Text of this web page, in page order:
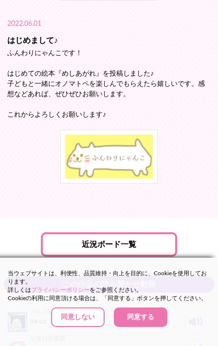
2022.06.01
はじめまして♪
ふんわりにゃんこです！
はじめての絵本『めしあがれ』を投稿しました♪
子どもと一緒にオノマトペを楽しんでもらえたら嬉しいです。感
想などあれば、ぜひぜひお願いします。
これからよろしくお願いします♪
近況ボード一覧
のんのん
[08:12] 15.30MB 30,767
当ウェブサイトは、利便性、品質維持・向上を目的に、Cookieを使用してお
ります。
詳しくはプライバシーポリシーをご参照ください。
Cookieの利用に同意頂ける場合は、「同意する」ボタンを押してください。
同意しない 同意する